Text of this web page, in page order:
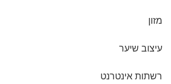
מזון
עיצוב שיער
רשתות אינטרנט